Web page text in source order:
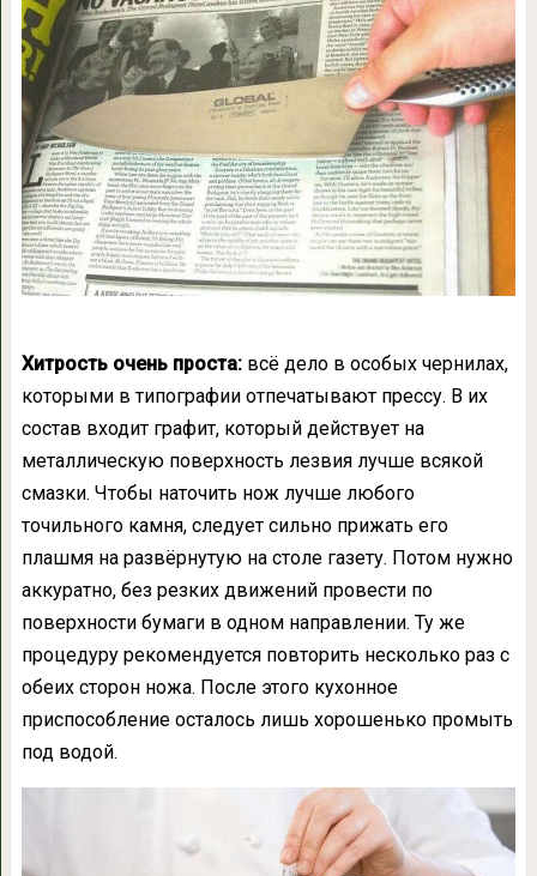
Хитрость очень проста:всё дело в особых чернилах,
которыми в типографии отпечатывают прессу. В их
состав входит графит, который действует на
металлическую поверхность лезвия лучше всякой
смазки. Чтобы наточить нож лучше любого
точильного камня, следует сильно прижать его
плашмя на развёрнутую на столе газету. Потом нужно
аккуратно, без резких движений провести по
поверхности бумаги в одном направлении. Ту же
процедуру рекомендуется повторить несколько раз с
обеих сторон ножа. После этого кухонное
приспособление осталось лишь хорошенько промыть
под водой.